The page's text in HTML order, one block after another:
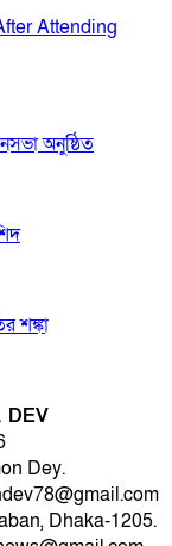
Attending
অনুষ্ঠিত
শঙ্কা
DEV
Dey.
Dhaka-1205.